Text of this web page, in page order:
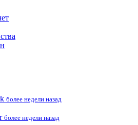
более недели назад
более недели назад